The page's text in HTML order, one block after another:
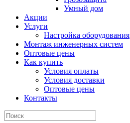
Умный дом
Акции
Услуги
Настройка оборудования
Монтаж инженерных систем
Оптовые цены
Как купить
Условия оплаты
Условия доставки
Оптовые цены
Контакты